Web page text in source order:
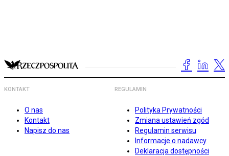
KONTAKT
O nas
Kontakt
Napisz do nas
REGULAMIN
Polityka Prywatności
Zmiana ustawień zgód
Regulamin serwisu
Informacje o nadawcy
Deklaracja dostępności